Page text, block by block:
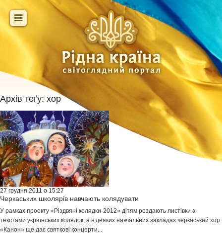
Архів теґу: хор
27 грудня 2011 о 15:27
Черкаських школярів навчають колядувати
У рамках проекту «Різдвяні колядки-2012» дітям роздають листівки з
текстами українських колядок, а в деяких навчальних закладах черкаський хор
«Канон» ще дає святкові концерти...